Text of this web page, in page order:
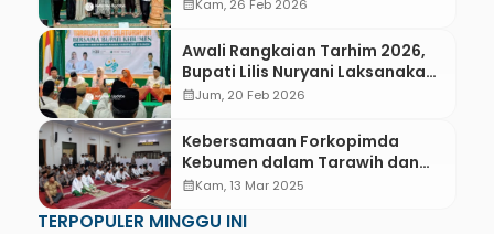
calendar_monthKam, 26 Feb 2026
Awali Rangkaian Tarhim 2026,
Bupati Lilis Nuryani Laksanakan
Tarawih 23 Rakaat di Kantor
calendar_monthJum, 20 Feb 2026
Kebersamaan Forkopimda
Kebumen dalam Tarawih dan
Silaturahmi
calendar_monthKam, 13 Mar 2025
TERPOPULER MINGGU INI